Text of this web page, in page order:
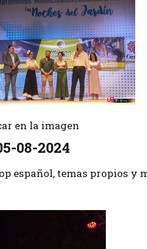
en la imagen
08-2024
español, temas propios y